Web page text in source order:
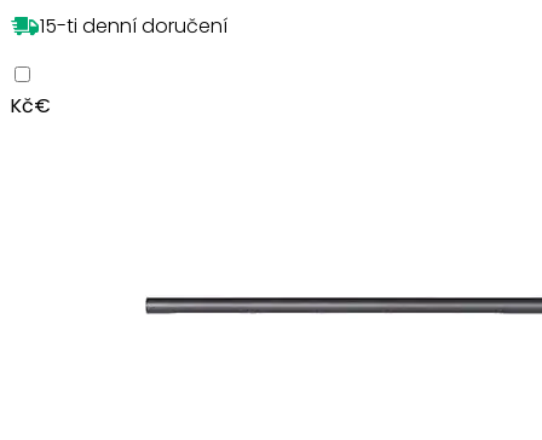
15-ti denní doručení
Kč€